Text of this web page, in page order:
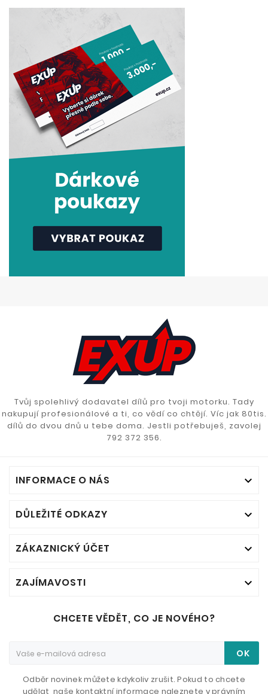
Tvůj spolehlivý dodavatel dílů pro tvoji motorku. Tady
nakupují profesionálové a ti, co vědí co chtějí. Víc jak 80tis.
dílů do dvou dnů u tebe doma. Jestli potřebuješ, zavolej
792 372 356.
INFORMACE O NÁS 
DŮLEŽITÉ ODKAZY 
ZÁKAZNICKÝ ÚČET 
ZAJÍMAVOSTI 
CHCETE VĚDĚT, CO JE NOVÉHO?
OK
Odběr novinek můžete kdykoliv zrušit. Pokud to chcete
udělat, naše kontaktní informace naleznete v právním